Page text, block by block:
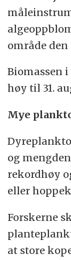
område den
Biomassen
høy til 31.
Mye
og
rekordhøy
eller
Forskerne
at store